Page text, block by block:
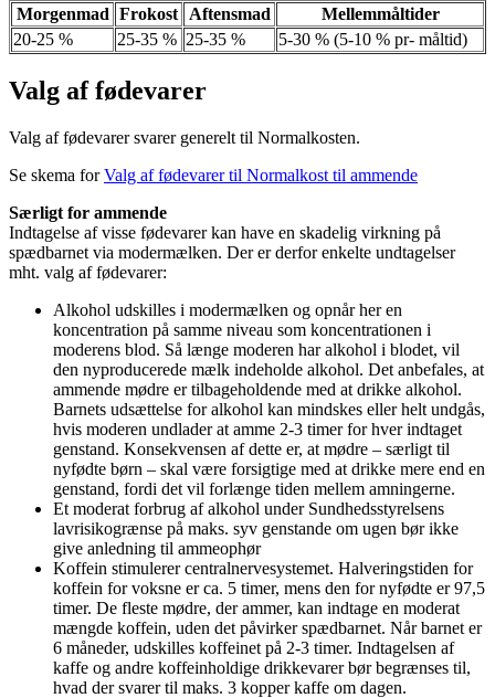
Morgenmad Frokost Aftensmad
Mellemmåltider
20-25 %
25-35 % 25-35 % 5-30 % (5-10 % pr- måltid)
Valg af fødevarer
Valg af fødevarer svarer generelt til Normalkosten.
Se skema forValg af fødevarer til Normalkost til ammende
Særligt for ammende
Indtagelse af visse fødevarer kan have en skadelig virkning på
spædbarnet via modermælken. Der er derfor enkelte undtagelser
mht. valg af fødevarer:
Alkohol udskilles i modermælken og opnår her en
koncentration på samme niveau som koncentrationen i
moderens blod. Så længe moderen har alkohol i blodet, vil
den nyproducerede mælk indeholde alkohol. Det anbefales, at
ammende mødre er tilbageholdende med at drikke alkohol.
Barnets udsættelse for alkohol kan mindskes eller helt undgås,
hvis moderen undlader at amme 2-3 timer for hver indtaget
genstand. Konsekvensen af dette er, at mødre – særligt til
nyfødte børn – skal være forsigtige med at drikke mere end en
genstand, fordi det vil forlænge tiden mellem amningerne.
Et moderat forbrug af alkohol under Sundhedsstyrelsens
lavrisikogrænse på maks. syv genstande om ugen bør ikke
give anledning til ammeophør
Koffein stimulerer centralnervesystemet. Halveringstiden for
koffein for voksne er ca. 5 timer, mens den for nyfødte er 97,5
timer. De fleste mødre, der ammer, kan indtage en moderat
mængde koffein, uden det påvirker spædbarnet. Når barnet er
6 måneder, udskilles koffeinet på 2-3 timer. Indtagelsen af
kaffe og andre koffeinholdige drikkevarer bør begrænses til,
hvad der svarer til maks. 3 kopper kaffe om dagen.